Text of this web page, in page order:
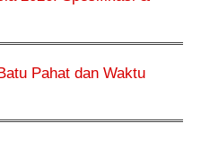
Pahat dan Waktu